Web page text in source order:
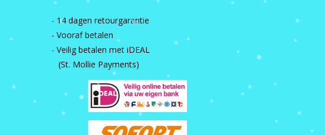
- 14 dagen retourgarantie
- Vooraf betalen
- Veilig betalen met iDEAL
(St. Mollie Payments)